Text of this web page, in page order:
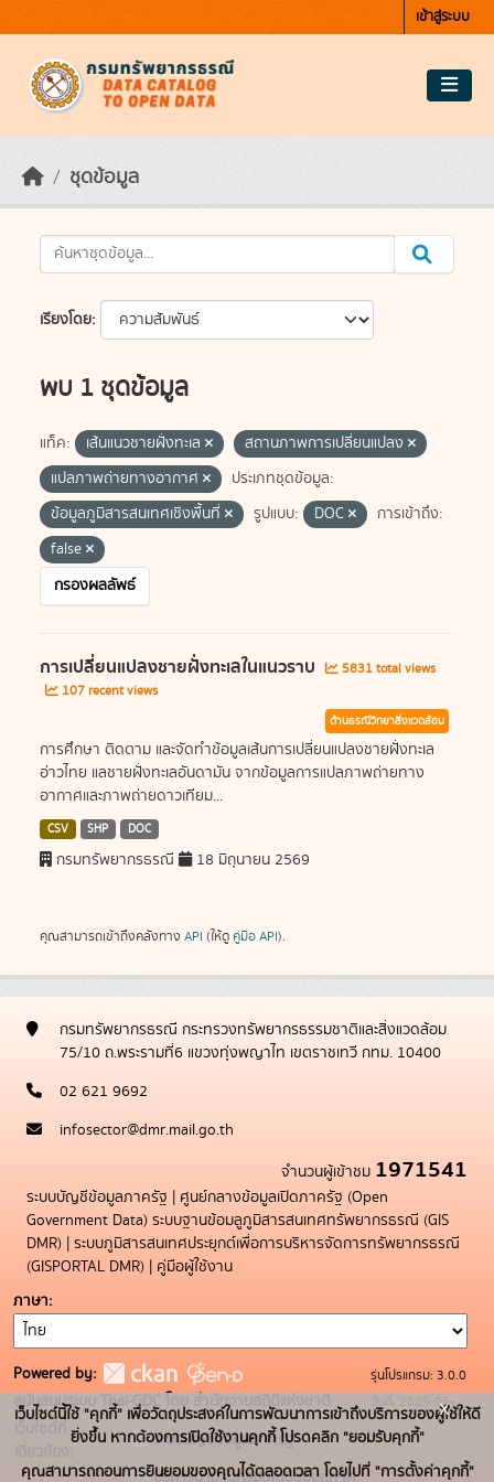
เข้าสู่ระบบ
ชุดข้อมูล
เรียงโดย
พบ 1 ชุดข้อมูล
แท็ค: เส้นแนวชายฝั่งทะเล
สถานภาพการเปลี่ยนแปลง
แปลภาพถ่ายทางอากาศ
ประเภทชุดข้อมูล:
ข้อมูลภูมิสารสนเทศเชิงพื้นที่
รูปแบบ: DOC
การเข้าถึง:
false
กรองผลลัพธ์
การเปลี่ยนแปลงชายฝั่งทะเลในแนวราบ
5831 total views
107 recent views
ด้านธรณีวิทยาสิ่งแวดล้อม
การศึกษา ติดตาม และจัดทำข้อมูลเส้นการเปลี่ยนแปลงชายฝั่งทะเล
อ่าวไทย แลชายฝั่งทะเลอันดามัน จากข้อมูลการแปลภาพถ่ายทาง
อากาศและภาพถ่ายดาวเทียม...
CSV SHP DOC
กรมทรัพยากรธรณี 18 มิถุนายน 2569
คุณสามารถเข้าถึงคลังทาง API (ให้ดู คู่มือ API).
กรมทรัพยากรธรณี กระทรวงทรัพยากรธรรมชาติและสิ่งแวดล้อม
75/10 ถ.พระรามที่6 แขวงทุ่งพญาไท เขตราชเทวี กทม. 10400
02 621 9692
infosector@dmr.mail.go.th
จำนวนผู้เข้าชม 1971541
ระบบบัญชีข้อมูลภาครัฐ | ศูนย์กลางข้อมูลเปิดภาครัฐ (Open
Government Data) ระบบฐานข้อมลูภูมิสารสนเทศทรัพยากรธรณี (GIS
DMR) | ระบบภูมิสารสนเทศประยุกต์เพื่อการบริหารจัดการทรัพยากรธรณี
(GISPORTAL DMR) | คู่มือผู้ใช้งาน
ภาษา
Powered by:
สนับสนุนระบบ Thai-GDC โดย สำนักงานสถิติแห่งชาติ
เว็บไซต์ที่
เกี่ยวข้อง:
ระบบบัญชีข้อมูลภาครัฐ
บริการนามานุกรมบัญชีข้อมูลภาค
รุ่นโปรแกรม: 3.0.0
วันที่: 2025-05-
19
เว็บไซต์นี้ใช้ "คุกกี้" เพื่อวัตถุประสงค์ในการพัฒนาการเข้าถึงบริการของผู้ใช้ให้ดี
ยิ่งขึ้น หากต้องการเปิดใช้งานคุกกี้ โปรดคลิก "ยอมรับคุกกี้"
คุณสามารถถอนการยินยอมของคุณได้ตลอดเวลา โดยไปที่ "การตั้งค่าคุกกี้"
x